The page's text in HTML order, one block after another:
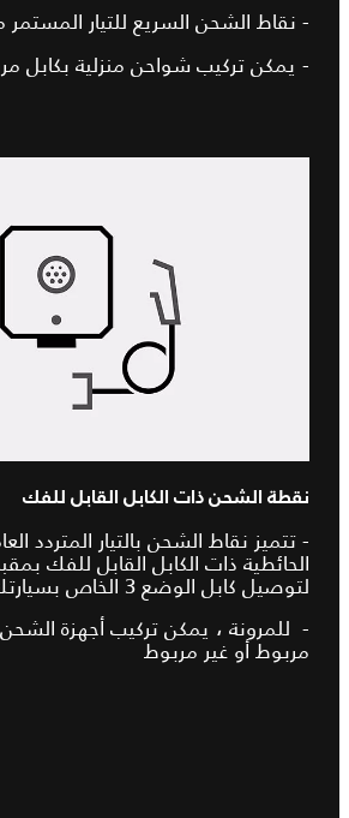
- نقاط الشحن السريع للتيار المستمر
- يمكن تركيب شواحن منزلية بكابل
نقطة الشحن ذات الكابل القابل للفك
- تتميز نقاط الشحن بالتيار المتردد
الحائطية ذات الكابل القابل للفك
لتوصيل كابل الوضع 3 الخاص بسيارتك
- للمرونة ، يمكن تركيب أجهزة الشحن
مربوط أو غير مربوط